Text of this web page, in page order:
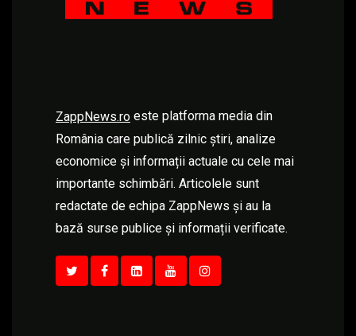
ZappNews.ro este platforma media din
România care publică zilnic știri, analize
economice și informații actuale cu cele mai
importante schimbări. Articolele sunt
redactate de echipa ZappNews și au la
bază surse publice și informații verificate.